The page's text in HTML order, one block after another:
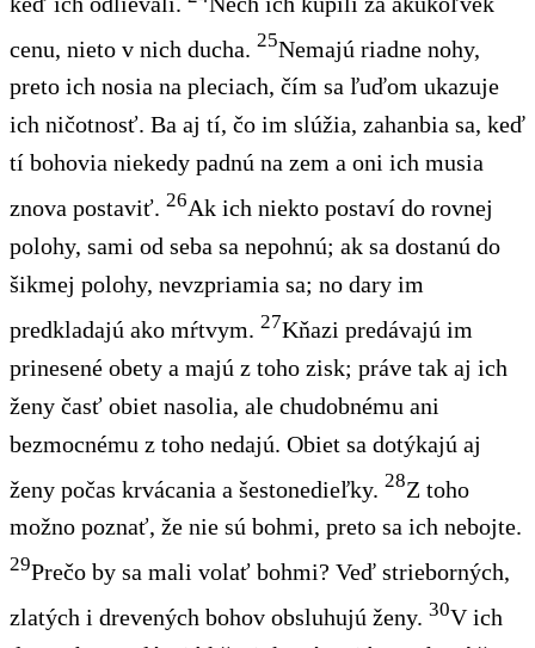
cenu, nieto v nich ducha. 25Nemajú riadne nohy,
preto ich nosia na pleciach, čím sa ľuďom ukazuje
ich ničotnosť. Ba aj tí, čo im slúžia, zahanbia sa, keď
tí bohovia niekedy padnú na zem a oni ich musia
znova postaviť. 26Ak ich niekto postaví do rovnej
polohy, sami od seba sa nepohnú; ak sa dostanú do
šikmej polohy, nevzpriamia sa; no dary im
predkladajú ako mŕtvym. 27Kňazi predávajú im
prinesené obety a majú z toho zisk; práve tak aj ich
ženy časť obiet nasolia, ale chudobnému ani
bezmocnému z toho nedajú. Obiet sa dotýkajú aj
ženy počas krvácania a šestonedieľky. 28Z toho
možno poznať, že nie sú bohmi, preto sa ich nebojte.
29Prečo by sa mali volať bohmi? Veď strieborných,
zlatých i drevených bohov obsluhujú ženy. 30V ich